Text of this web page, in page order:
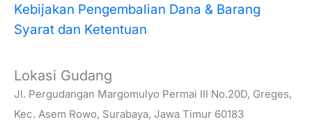
Kebijakan Pengembalian Dana & Barang
Syarat dan Ketentuan
Lokasi Gudang
Jl. Pergudangan Margomulyo Permai III No.20D, Greges,
Kec. Asem Rowo, Surabaya, Jawa Timur 60183